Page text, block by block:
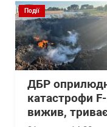
Події
ДБР
катастрофи
вижив,